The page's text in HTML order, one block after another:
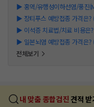
▶ 홍역/유행성이하선염/풍진
▶ 장티푸스 예방접종 가격은?
▶ 이석증 치료법/치료 비용은
▶ 일본뇌염 예방접종 가격은?
전체보기
내 맞춤 종합검진 견적 받